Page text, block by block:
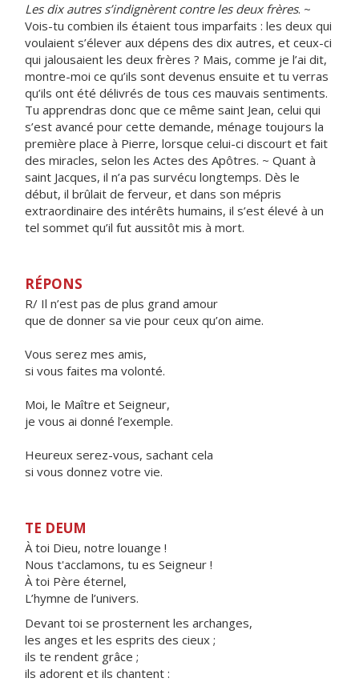
Les dix autres s’indignèrent contre les deux frères. ~
Vois-tu combien ils étaient tous imparfaits : les deux qui
voulaient s’élever aux dépens des dix autres, et ceux-ci
qui jalousaient les deux frères ? Mais, comme je l’ai dit,
montre-moi ce qu’ils sont devenus ensuite et tu verras
qu’ils ont été délivrés de tous ces mauvais sentiments.
Tu apprendras donc que ce même saint Jean, celui qui
s’est avancé pour cette demande, ménage toujours la
première place à Pierre, lorsque celui-ci discourt et fait
des miracles, selon les Actes des Apôtres. ~ Quant à
saint Jacques, il n’a pas survécu longtemps. Dès le
début, il brûlait de ferveur, et dans son mépris
extraordinaire des intérêts humains, il s’est élevé à un
tel sommet qu’il fut aussitôt mis à mort.
RÉPONS
R/ Il n’est pas de plus grand amour
que de donner sa vie pour ceux qu’on aime.
Vous serez mes amis,
si vous faites ma volonté.
Moi, le Maître et Seigneur,
je vous ai donné l’exemple.
Heureux serez-vous, sachant cela
si vous donnez votre vie.
TE DEUM
À toi Dieu, notre louange !
Nous t'acclamons, tu es Seigneur !
À toi Père éternel,
L’hymne de l’univers.
Devant toi se prosternent les archanges,
les anges et les esprits des cieux ;
ils te rendent grâce ;
ils adorent et ils chantent :